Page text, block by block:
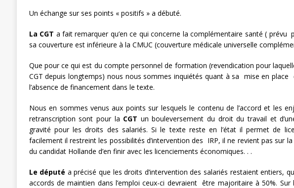
Un échange sur ses points « positifs » a débuté.
La CGT a fait remarquer qu’en ce qui concerne la complémentaire santé ( prévu
sa couverture est inférieure à la CMUC (couverture médicale universelle
Que pour ce qui est du compte personnel de formation (revendication pour
CGT depuis longtemps) nous nous sommes inquiétés quant à sa mise en
l’absence de financement dans le texte.
Nous en sommes venus aux points sur lesquels le contenu de l’accord et les
retranscription sont pour la CGT un bouleversement du droit du travail et
gravité pour les droits des salariés. Si le texte reste en l’état il permet de
facilement il restreint les possibilités d’intervention des IRP, il ne revient pas sur
du candidat Hollande d’en finir avec les licenciements économiques. . .
Le député a précisé que les droits d’intervention des salariés restaient entiers,
accords de maintien dans l’emploi ceux-ci devraient être majoritaire à 50%. Sur